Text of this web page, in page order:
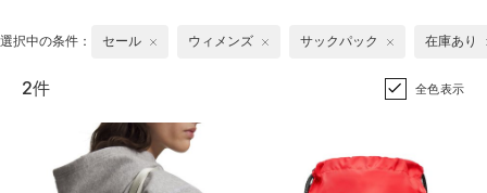
選択中の条件： セール ウィメンズ サックパック 在庫あり
2件 全色表示